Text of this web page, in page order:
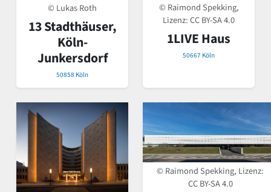
© Lukas Roth
13 Stadthäuser,
Köln-
Junkersdorf
50858 Köln
© Raimond Spekking,
Lizenz:CC BY-SA 4.0
1LIVE Haus
50667 Köln
© Raimond Spekking, Lizenz:
CC BY-SA 4.0